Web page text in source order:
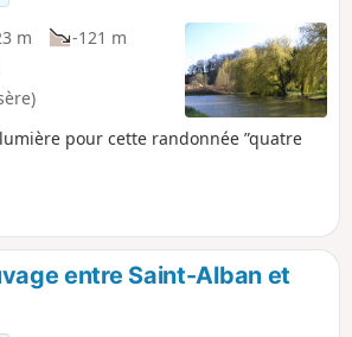
m
-121 m
pour cette randonnée ”quatre
entre Saint-Alban et